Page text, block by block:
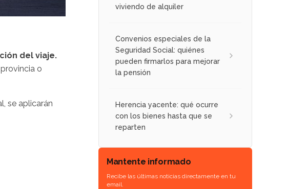
del viaje.
o
se aplicarán
viviendo de alquiler
Convenios especiales de la
Seguridad Social: quiénes
pueden firmarlos para mejorar
la pensión
Herencia yacente: qué ocurre
con los bienes hasta que se
reparten
Mantente informado
Recibe las últimas noticias directamente en tu
email.